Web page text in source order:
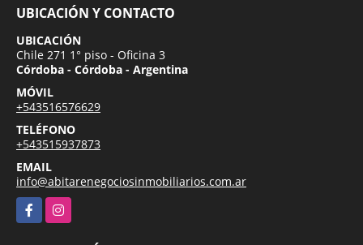
UBICACIÓN Y CONTACTO
UBICACIÓN
Chile 271 1° piso - Oficina 3
Córdoba - Córdoba - Argentina
MÓVIL
+543516576629
TELÉFONO
+543515937873
EMAIL
info@abitarenegociosinmobiliarios.com.ar
FacebookInstagram